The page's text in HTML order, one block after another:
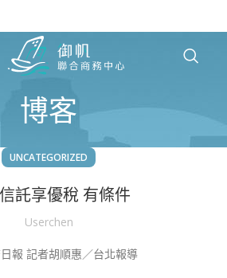
博客
UNCATEGORIZED
託享優稅 有條件
Userchen
報 記者胡順惠／台北報導